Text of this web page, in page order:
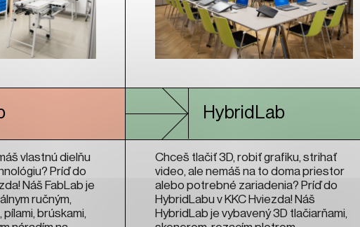
vlastnú dielňu
Príď do
Náš FabLab je
ručným,
brúskami,
HybridLab
Chceš tlačiť 3D, robiť grafiku, strihať
video, ale nemáš na to doma priestor
alebo potrebné zariadenia? Príď do
HybridLabu v KKC Hviezda! Náš
HybridLab je vybavený 3D tlačiarňami,